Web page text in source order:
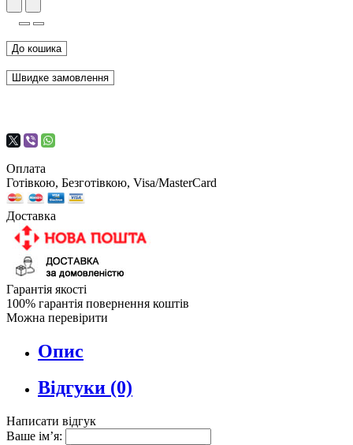
До кошика
Швидке замовлення
Оплата
Готівкою, Безготівкою, Visa/MasterCard
Доставка
Гарантія якості
100% гарантія повернення коштів
Можна перевірити
Опис
Відгуки (0)
Написати відгук
Ваше ім’я: